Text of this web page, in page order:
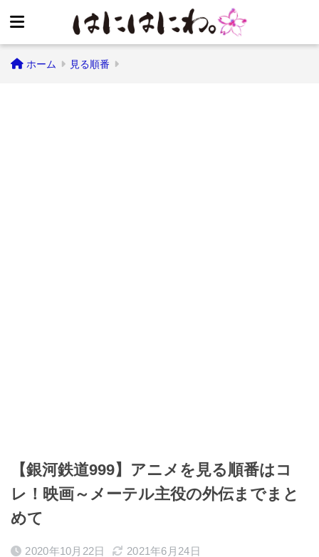
ホーム 見る順番
【銀河鉄道999】アニメを見る順番はコ
レ！映画～メーテル主役の外伝までまと
めて
2020年10月22日 2021年6月24日